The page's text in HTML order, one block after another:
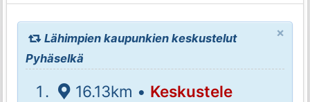
×
Lähimpien kaupunkien keskustelut
Pyhäselkä
16.13km • Keskustele